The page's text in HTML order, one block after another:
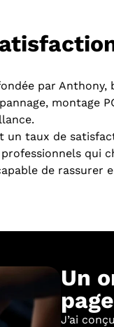
par Anthony,
montage
taux de
qui
de rassurer
Un
J’ai